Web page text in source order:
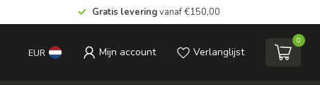
Gratis leveringvanaf €150,00
EUR Mijn account Verlanglijst
0